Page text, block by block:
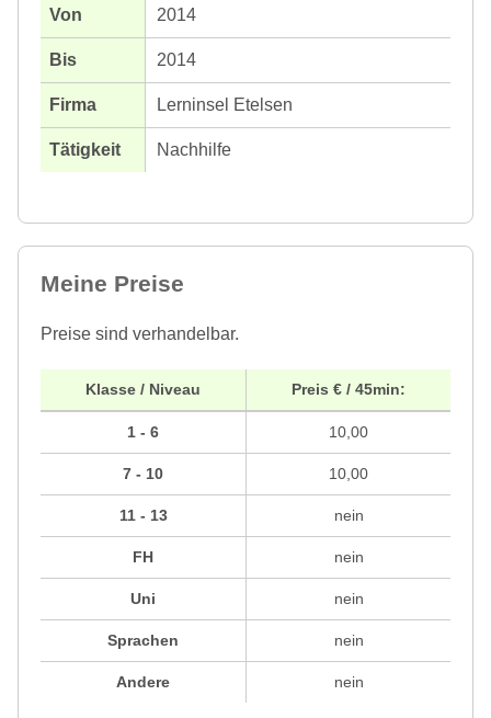
2014
2014
Lerninsel Etelsen
Nachhilfe
Meine Preise
Preise sind verhandelbar.
Klasse / Niveau
1 - 6
7 - 10
11 - 13
FH
Uni
Sprachen
Andere
Preis € / 45min:
10,00
10,00
nein
nein
nein
nein
nein